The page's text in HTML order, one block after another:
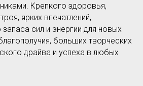
Крепкого здоровья,
ярких впечатлений,
сил и энергии для новых
больших творческих
драйва и успеха в любых